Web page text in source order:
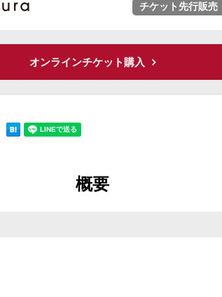
チケット先行販売
オンラインチケット購入
概要